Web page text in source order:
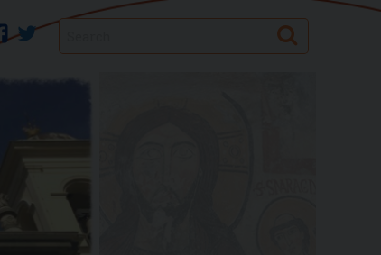
twitter
facebook Search